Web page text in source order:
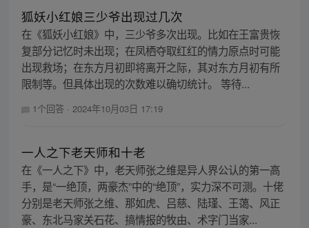
狐妖小红娘三少爷出现过几次
在《狐妖小红娘》中，三少爷多次出现。比如在王富贵恢
复部分记忆时未出现；在凤栖夺取红红的情力原点时可能
出现救场；在东方月初即将离开之际，其对东方月初有所
限制等。但具体出现的次数难以确切统计。 等待...
1个回答 · 2024年10月03日 17:19
一人之下老天师和十老
在《一人之下》中，老天师张之维是异人界公认的第一高
手，是“一绝顶，两豪杰”中的“绝顶”，实力深不可测。十佬
分别是老天师张之维、那如虎、吕慈、陆瑾、王蔼、风正
豪、东北马家关石花、搞情报的牧由、术字门当家...